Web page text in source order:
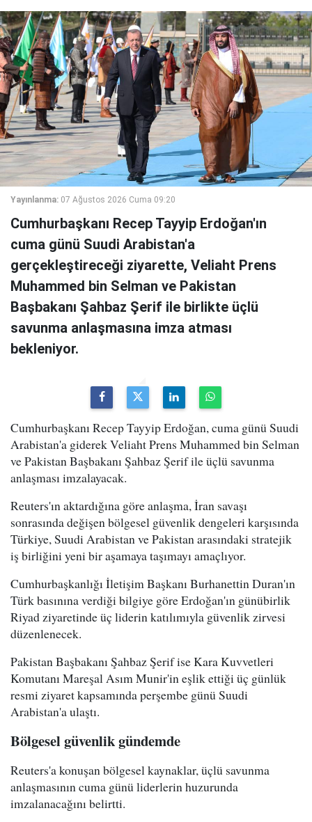
Yayınlanma: 07 Ağustos 2026 Cuma 09:20
Cumhurbaşkanı Recep Tayyip Erdoğan'ın
cuma günü Suudi Arabistan'a
gerçekleştireceği ziyarette, Veliaht Prens
Muhammed bin Selman ve Pakistan
Başbakanı Şahbaz Şerif ile birlikte üçlü
savunma anlaşmasına imza atması
bekleniyor.
Cumhurbaşkanı Recep Tayyip Erdoğan, cuma günü Suudi
Arabistan'a giderek Veliaht Prens Muhammed bin Selman
ve Pakistan Başbakanı Şahbaz Şerif ile üçlü savunma
anlaşması imzalayacak.
Reuters'ın aktardığına göre anlaşma, İran savaşı
sonrasında değişen bölgesel güvenlik dengeleri karşısında
Türkiye, Suudi Arabistan ve Pakistan arasındaki stratejik
iş birliğini yeni bir aşamaya taşımayı amaçlıyor.
Cumhurbaşkanlığı İletişim Başkanı Burhanettin Duran'ın
Türk basınına verdiği bilgiye göre Erdoğan'ın günübirlik
Riyad ziyaretinde üç liderin katılımıyla güvenlik zirvesi
düzenlenecek.
Pakistan Başbakanı Şahbaz Şerif ise Kara Kuvvetleri
Komutanı Mareşal Asım Munir'in eşlik ettiği üç günlük
resmi ziyaret kapsamında perşembe günü Suudi
Arabistan'a ulaştı.
Bölgesel güvenlik gündemde
Reuters'a konuşan bölgesel kaynaklar, üçlü savunma
anlaşmasının cuma günü liderlerin huzurunda
imzalanacağını belirtti.